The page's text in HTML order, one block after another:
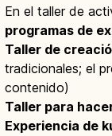
En el taller de
programas de
Taller de
tradicionales; el
contenido)
Taller para
Experiencia de